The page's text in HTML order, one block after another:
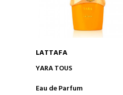
DODAJ DO KOSZYKA
LATTAFA
YARA TOUS
Eau de Parfum